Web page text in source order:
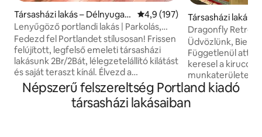
Társasházi lakás – Délnyugati
Portland
Átlagos értékelés: 5/4,9, 197
4,9 (197)
Lenyűgöző portlandi lakás | Parkolás,
folyó és étkezés
Fedezd fel Portlandet stílusosan! Frissen
felújított, legfelső emeleti társasházi
lakásunk 2Br/2Bát, lélegzetelállító kilátást
és saját teraszt kínál. Élvezd a
biztonságos parkolás, az ingyenes Wi-Fi
és a teljesen berendezett hely
kényelmét, amely készen áll a
Társasházi lakás
Dragonfly Retreat
kalandhoz
Üdvözlünk,
Függetlenül attól,
keresel a
munkaterületet,
a napi zavaró
kilövőállást,
felfedezheted/
Népszerű felszereltség Portland kiadó
társasházi lakásaiban